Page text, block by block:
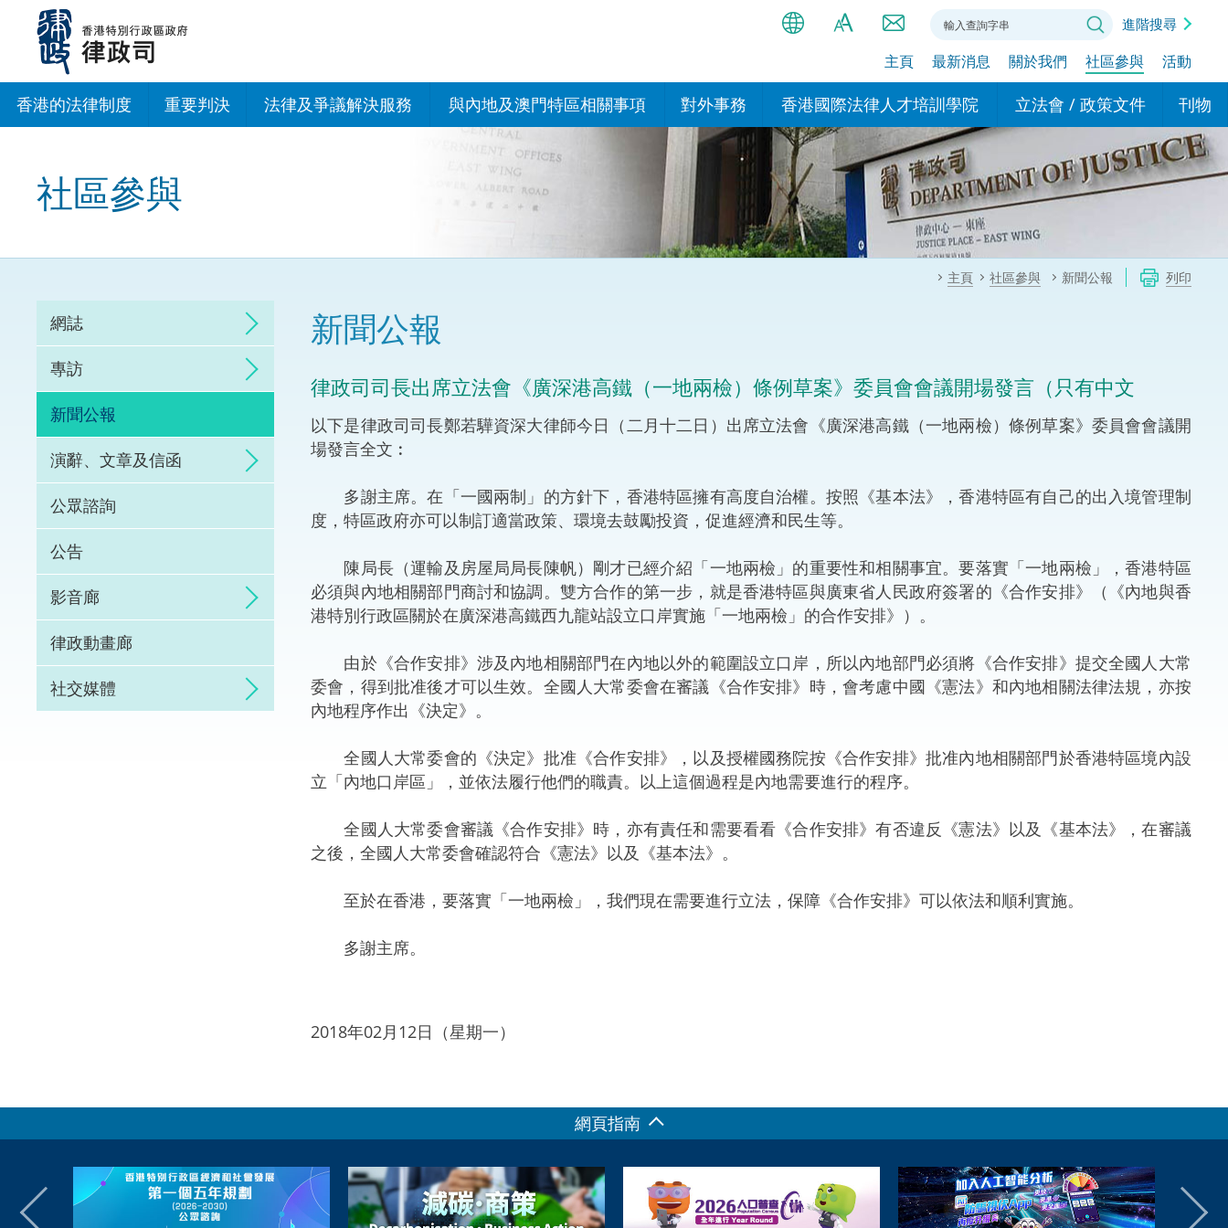
內
简
EN
Bahasa Indonesia (印尼語)
हिन्दी (印度語)
नेपाली (尼泊爾語)
اردو (烏爾都語)
Tiếng Việt (越南語)
A
A
進階搜尋
主頁 最新消息 關於我們 社區參與 活動
香港的法律制度 重要判決 法律及爭議解決服務
訴訟
網上爭議解決及法律科技
體育爭議解決先導計劃
能力建設
法律樞紐
促成交易和爭議解決服務中心
與內地及澳門特區相關事項
與內地的安排
香港與內地相互認可和執行民
商事案件判決的安排
關於建立更緊密經貿關係的安
與澳門特區的安排
“一帶一路”建設
對外事務
國際政府機構在香港設立辦事
處或運作
多邊協定
其他協定
香港國際法律人才培訓學院
我們的學院
我們的專家委員會
我們的辦公室
我們的培訓課程和能力建設項
立法會 / 政策文件
現行政策措施
政策文件
特別財務委員會
刊物
基本
民事
法律
維護
相互
社區參與
主頁 社區參與 新聞公報 列印
網誌
專訪
新聞公報
演辭、文章及信函
公眾諮詢
公告
影音廊
律政動畫廊
社交媒體
新聞公報
律政司司長出席立法會《廣深港高鐵（一地兩檢）條例草案》委員會會議開場發言（只有中文
以下是律政司司長鄭若驊資深大律師今日（二月十二日）出席立法會《廣深港高鐵（一地兩檢）條例草案》委員會會議開
場發言全文︰
多謝主席。在「一國兩制」的方針下，香港特區擁有高度自治權。按照《基本法》，香港特區有自己的出入境管理制
度，特區政府亦可以制訂適當政策、環境去鼓勵投資，促進經濟和民生等。
陳局長（運輸及房屋局局長陳帆）剛才已經介紹「一地兩檢」的重要性和相關事宜。要落實「一地兩檢」，香港特區
必須與內地相關部門商討和協調。雙方合作的第一步，就是香港特區與廣東省人民政府簽署的《合作安排》（《內地與香
港特別行政區關於在廣深港高鐵西九龍站設立口岸實施「一地兩檢」的合作安排》）。
由於《合作安排》涉及內地相關部門在內地以外的範圍設立口岸，所以內地部門必須將《合作安排》提交全國人大常
委會，得到批准後才可以生效。全國人大常委會在審議《合作安排》時，會考慮中國《憲法》和內地相關法律法規，亦按
內地程序作出《決定》。
全國人大常委會的《決定》批准《合作安排》，以及授權國務院按《合作安排》批准內地相關部門於香港特區境內設
立「內地口岸區」，並依法履行他們的職責。以上這個過程是內地需要進行的程序。
全國人大常委會審議《合作安排》時，亦有責任和需要看看《合作安排》有否違反《憲法》以及《基本法》，在審議
之後，全國人大常委會確認符合《憲法》以及《基本法》。
至於在香港，要落實「一地兩檢」，我們現在需要進行立法，保障《合作安排》可以依法和順利實施。
多謝主席。
2018年02月12日（星期一）
網頁指南